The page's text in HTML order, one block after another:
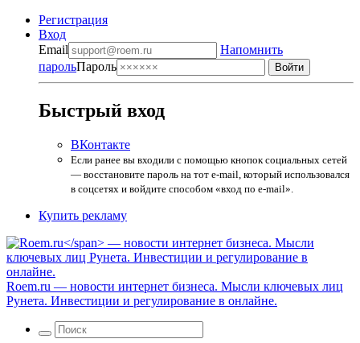
Регистрация
Вход
Email
Напомнить
парольПароль
Быстрый вход
ВКонтакте
Если ранее вы входили с помощью кнопок социальных сетей
— восстановите пароль на тот e-mail, который использовался
в соцсетях и войдите способом «вход по e-mail».
Купить рекламу
Roem.ru — новости интернет бизнеса. Мысли ключевых лиц
Рунета. Инвестиции и регулирование в онлайне.